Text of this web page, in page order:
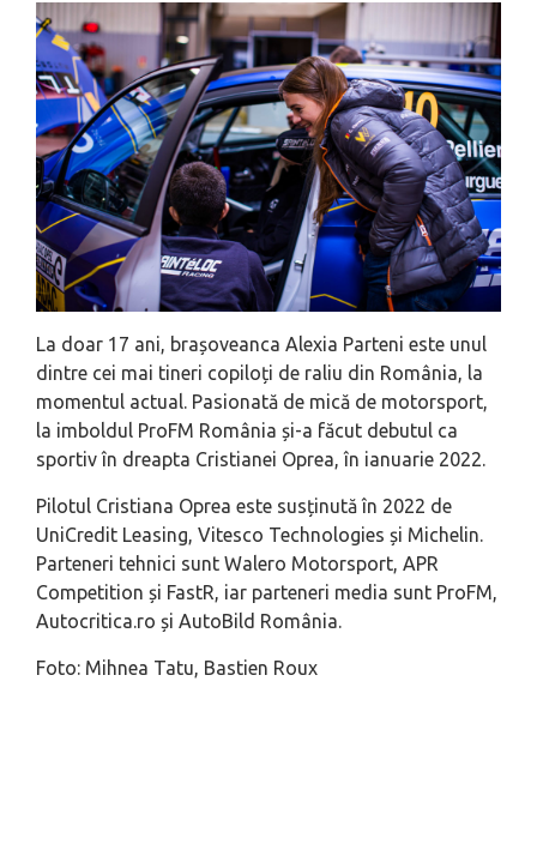
La doar 17 ani, brașoveanca Alexia Parteni este unul
dintre cei mai tineri copiloți de raliu din România, la
momentul actual. Pasionată de mică de motorsport,
la imboldul ProFM România și-a făcut debutul ca
sportiv în dreapta Cristianei Oprea, în ianuarie 2022.
Pilotul Cristiana Oprea este susținută în 2022 de
UniCredit Leasing, Vitesco Technologies și Michelin.
Parteneri tehnici sunt Walero Motorsport, APR
Competition și FastR, iar parteneri media sunt ProFM,
Autocritica.ro și AutoBild România.
Foto: Mihnea Tatu, Bastien Roux